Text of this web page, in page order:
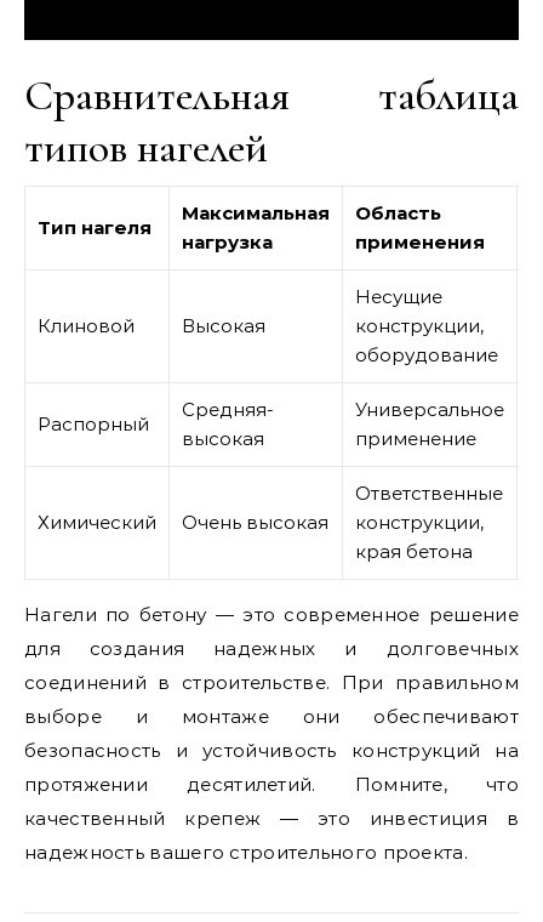
Сравнительная таблица
типов нагелей
Тип нагеля
Максимальная
нагрузка
Область
применения
Клиновой Высокая
Несущие
конструкции,
оборудование
Распорный
Средняя-
высокая
Универсальное
применение
Химический Очень высокая
Ответственные
конструкции,
края бетона
Нагели по бетону — это современное решение
для создания надежных и долговечных
соединений в строительстве. При правильном
выборе и монтаже они обеспечивают
безопасность и устойчивость конструкций на
протяжении десятилетий. Помните, что
качественный крепеж — это инвестиция в
надежность вашего строительного проекта.